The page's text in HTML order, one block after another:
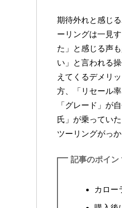
期待外れと感じ
ーリングは一見
た」と感じる声
い」と言われる
えてくるデメリ
方、「リセール
「グレード」が
氏」が乗ってい
ツーリングがっ
記事のポイン
カロー